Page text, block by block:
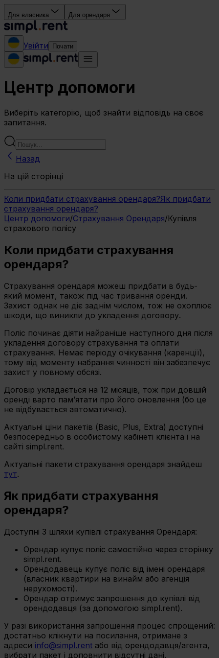
Для власника Для орендаря
Увійти Почати
Центр допомоги
Виберіть категорію, щоб знайти відповідь на своє
запитання.
Назад
На цій сторінці
Коли придбати страхування орендаря?Як придбати
страхування орендаря?
Центр допомоги/Страхування Орендаря/Купівля
страхового полісу
Коли придбати страхування
орендаря?
Страхування орендаря можеш придбати в будь-
який момент, також під час тривання оренди.
Захист однак не діє заднім числом, тож не охоплює
шкоди, що виникли до укладення договору.
Поліс починає діяти найраніше наступного дня після
укладення договору страхування та оплати
страхування. Немає періоду очікування (каренції),
тому від моменту набрання чинності він забезпечує
захист у повному обсязі.
Договір укладається на 12 місяців, тож при довшій
оренді варто пам’ятати про його оновлення (бо це
не відбувається автоматично).
Актуальні ціни пакетів (Basic, Plus, Extra) доступні
безпосередньо в особистому кабінеті клієнта і на
сайті simpl.rent.
Актуальні пакети страхування орендаря знайдеш
тут.
Як придбати страхування
орендаря?
Доступні 3 шляхи купівлі страхування Орендаря:
Орендар купує поліс самостійно через сторінку
simpl.rent.
Орендодавець купує поліс від імені орендаря
(власник квартири на винайм або агенція
нерухомості).
Орендар отримує запрошення до купівлі від
орендодавця (за допомогою simpl.rent).
У разі використання запрошення процес спрощений:
достатньо клікнути на посилання, отримане з
адреси info@simpl.rent або від орендодавця/агента,
вибрати пакет і доповнити відсутні дані.